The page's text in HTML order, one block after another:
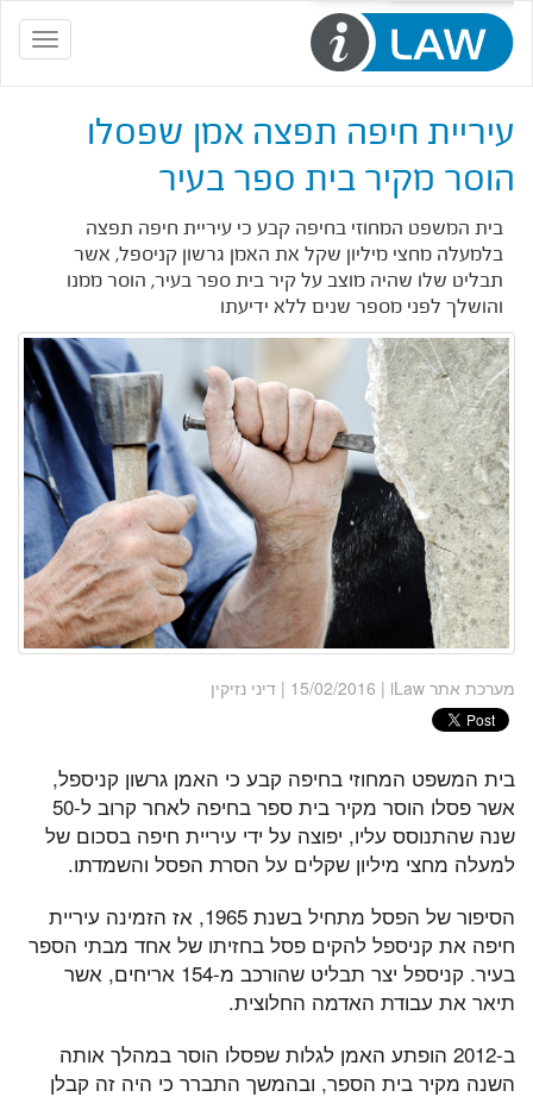
Toggle
navigation
עיריית חיפה תפצה אמן שפסלו
הוסר מקיר בית ספר בעיר
בית המשפט המחוזי בחיפה קבע כי עיריית חיפה תפצה
בלמעלה מחצי מיליון שקל את האמן גרשון קניספל, אשר
תבליט שלו שהיה מוצב על קיר בית ספר בעיר, הוסר ממנו
והושלך לפני מספר שנים ללא ידיעתו
מערכת אתר iLaw | 15/02/2016 | דיני נזיקין
בית המשפט המחוזי בחיפה קבע כי האמן גרשון קניספל,
אשר פסלו הוסר מקיר בית ספר בחיפה לאחר קרוב ל-50
שנה שהתנוסס עליו, יפוצה על ידי עיריית חיפה בסכום של
למעלה מחצי מיליון שקלים על הסרת הפסל והשמדתו.
הסיפור של הפסל מתחיל בשנת 1965, אז הזמינה עיריית
חיפה את קניספל להקים פסל בחזיתו של אחד מבתי הספר
בעיר. קניספל יצר תבליט שהורכב מ-154 אריחים, אשר
תיאר את עבודת האדמה החלוצית.
ב-2012 הופתע האמן לגלות שפסלו הוסר במהלך אותה
השנה מקיר בית הספר, ובהמשך התברר כי היה זה קבלן